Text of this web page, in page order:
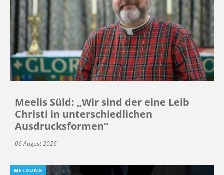
Meelis Süld: „Wir sind der eine Leib
Christi in unterschiedlichen
Ausdrucksformen“
06 August 2026
MELDUNG